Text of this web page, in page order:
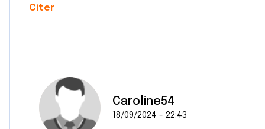
Citer
Caroline54
18/09/2024 - 22:43